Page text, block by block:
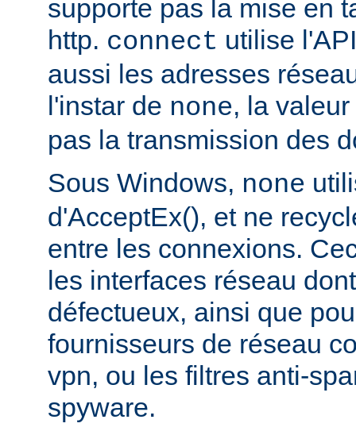
supporte pas la mise en
http. connect utilise
aussi les adresses
l'instar de none, la valeur
pas la transmission des
Sous Windows, none
d'AcceptEx(), et ne
entre les connexions.
les interfaces réseau
défectueux, ainsi que
fournisseurs de réseau
vpn, ou les filtres anti-
spyware.